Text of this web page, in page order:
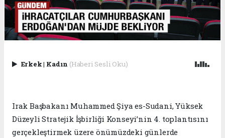
Erkek| Kadın (Haberi Sesli Oku)
Irak Başbakanı Muhammed Şiya es-Sudani, Yüksek
Düzeyli Stratejik İşbirliği Konseyi’nin 4. toplantısını
gerçekleştirmek üzere önümüzdeki günlerde